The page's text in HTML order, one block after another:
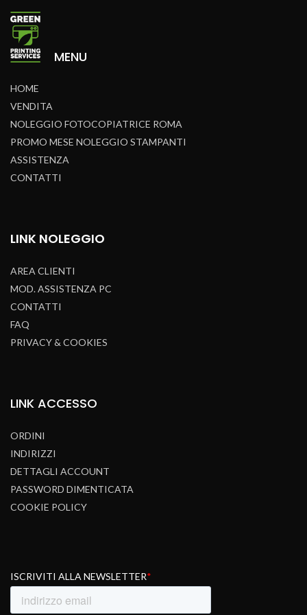
MENU
HOME
VENDITA
NOLEGGIO FOTOCOPIATRICE ROMA
PROMO MESE NOLEGGIO STAMPANTI
ASSISTENZA
CONTATTI
LINK NOLEGGIO
AREA CLIENTI
MOD. ASSISTENZA PC
CONTATTI
FAQ
PRIVACY & COOKIES
LINK ACCESSO
ORDINI
INDIRIZZI
DETTAGLI ACCOUNT
PASSWORD DIMENTICATA
COOKIE POLICY